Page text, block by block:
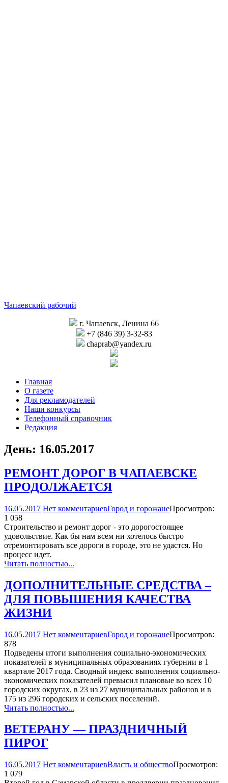
Чапаевский рабочий
г. Чапаевск, Ленина 66
+7 (846 39) 3-32-83
chaprab@yandex.ru
Главная
О газете
Для рекламодателей
Наши конкурсы
Телефонный справочник
Редакция
День: 16.05.2017
РЕМОНТ ДОРОГ В ЧАПАЕВСКЕ
ПРОДОЛЖАЕТСЯ
16.05.2017 Нет комментариевГород и горожанеПросмотров:
1 058
Строительство и ремонт дорог - это дорогостоящее
удовольствие. Как бы нам всем ни хотелось быстро
отремонтировать все дороги в городе, это не удастся. Но
процесс идет.
Читать полностью...
ДОПОЛНИТЕЛЬНЫЕ СРЕДСТВА –
ДЛЯ ПОВЫШЕНИЯ КАЧЕСТВА
ЖИЗНИ
16.05.2017 Нет комментариевГород и горожанеПросмотров:
878
Подведены итоги выполнения социально-экономических
показателей в муниципальных образованиях губернии в 1
квартале 2017 года. Сводный индекс выполнения социально-
экономических показателей превысил плановые во всех 10
городских округах, в 23 из 27 муниципальных районов и в
175 из 296 городских и сельских поселений.
Читать полностью...
ВЕТЕРАНУ — ПРАЗДНИЧНЫЙ
ПИРОГ
16.05.2017 Нет комментариевВласть и обществоПросмотров:
1 079